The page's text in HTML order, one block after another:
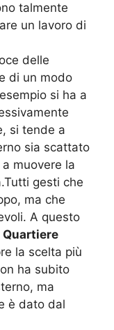
talmente
un lavoro di
delle
di un modo
si ha a
si tende a
sia scattato
muovere la
gesti che
ma che
A questo
Quartiere
la scelta più
ha subito
ma
è dato dal